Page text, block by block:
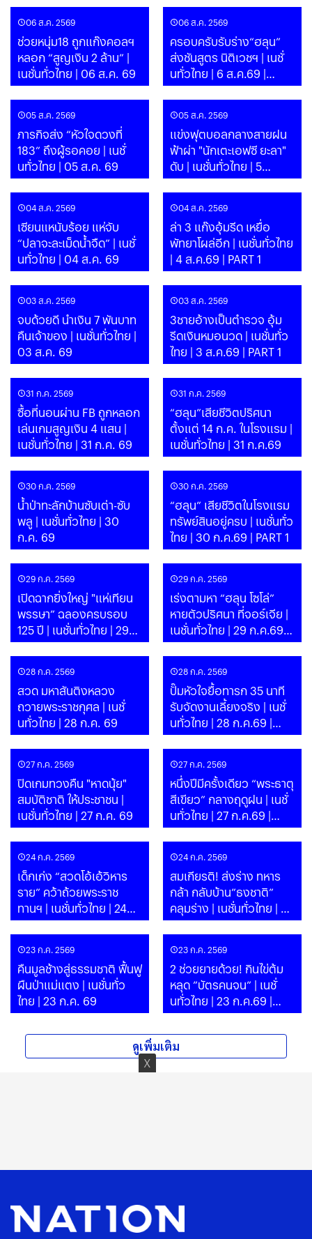
06 ส.ค. 2569
ช่วยหนุ่ม18 ถูกแก๊งคอลฯ
หลอก “สูญเงิน 2 ล้าน” |
เนชั่นทั่วไทย | 06 ส.ค. 69
06 ส.ค. 2569
ครอบครับรับร่าง“ฮลุน”
ส่งชันสูตร นิติเวชฯ | เนชั่
นทั่วไทย | 6 ส.ค.69 |
PART 1
05 ส.ค. 2569
ภารกิจส่ง “หัวใจดวงที่
183” ถึงผู้รอคอย | เนชั่
นทั่วไทย | 05 ส.ค. 69
05 ส.ค. 2569
แข่งฟุตบอลกลางสายฝน
ฟ้าผ่า "นักเตะเอฟซี ยะลา"
ดับ | เนชั่นทั่วไทย | 5
ส.ค.69 | PART 1
04 ส.ค. 2569
เซียนแหนับร้อย แห่จับ
“ปลาจะละเม็ดน้ำจืด” | เนชั่
นทั่วไทย | 04 ส.ค. 69
04 ส.ค. 2569
ล่า 3 แก๊งอุ้มรีด เหยื่อ
พัทยาโผล่อีก | เนชั่นทั่วไทย
| 4 ส.ค.69 | PART 1
03 ส.ค. 2569
จบด้วยดี นำเงิน 7 พันบาท
คืนเจ้าของ | เนชั่นทั่วไทย |
03 ส.ค. 69
03 ส.ค. 2569
3ชายอ้างเป็นตำรวจ อุ้ม
รีดเงินหมอนวด | เนชั่นทั่ว
ไทย | 3 ส.ค.69 | PART 1
31 ก.ค. 2569
ซื้อที่นอนผ่าน FB ถูกหลอก
เล่นเกมสูญเงิน 4 แสน |
เนชั่นทั่วไทย | 31 ก.ค. 69
31 ก.ค. 2569
“ฮลุน”เสียชีวิตปริศนา
ตั้งแต่ 14 ก.ค. ในโรงแรม |
เนชั่นทั่วไทย | 31 ก.ค.69
30 ก.ค. 2569
น้ำป่าทะลักบ้านซับเต่า-ซับ
พลู | เนชั่นทั่วไทย | 30
ก.ค. 69
30 ก.ค. 2569
“ฮลุน” เสียชีวิตในโรงแรม
ทรัพย์สินอยู่ครบ | เนชั่นทั่ว
ไทย | 30 ก.ค.69 | PART 1
29 ก.ค. 2569
เปิดฉากยิ่งใหญ่ "แห่เทียน
พรรษา” ฉลองครบรอบ
125 ปี | เนชั่นทั่วไทย | 29
ก.ค. 69
29 ก.ค. 2569
เร่งตามหา “ฮลุน โซโล่”
หายตัวปริศนา ที่จอร์เจีย |
เนชั่นทั่วไทย | 29 ก.ค.69 |
PART 1
28 ก.ค. 2569
สวด มหาสันติงหลวง
ถวายพระราชกุศล | เนชั่
นทั่วไทย | 28 ก.ค. 69
28 ก.ค. 2569
ปั๊มหัวใจยื้อทารก 35 นาที
รับจัดงานเลี้ยงจริง | เนชั่
นทั่วไทย | 28 ก.ค.69 |
PART 1
27 ก.ค. 2569
ปิดเกมทวงคืน "หาดนุ้ย"
สมบัติชาติ ให้ประชาชน |
เนชั่นทั่วไทย | 27 ก.ค. 69
27 ก.ค. 2569
หนึ่งปีมีครั้งเดียว “พระธาตุ
สีเขียว” กลางฤดูฝน | เนชั่
นทั่วไทย | 27 ก.ค.69 |
PART 1
24 ก.ค. 2569
เด็กเก่ง “สวดโอ้เอ้วิหาร
ราย” คว้าถ้วยพระราช
ทานฯ | เนชั่นทั่วไทย | 24
ก.ค. 69
24 ก.ค. 2569
สมเกียรติ! ส่งร่าง ทหาร
กล้า กลับบ้าน”ธงชาติ”
คลุมร่าง | เนชั่นทั่วไทย | 24
ก.ค.69
23 ก.ค. 2569
คืนมูลช้างสู่ธรรมชาติ ฟื้นฟู
ผืนป่าแม่แตง | เนชั่นทั่ว
ไทย | 23 ก.ค. 69
23 ก.ค. 2569
2 ช่วยยายด้วย! กินไข่ต้ม
หลุด ”บัตรคนจน” | เนชั่
นทั่วไทย | 23 ก.ค.69 |
PART 1
ดูเพิ่มเติม